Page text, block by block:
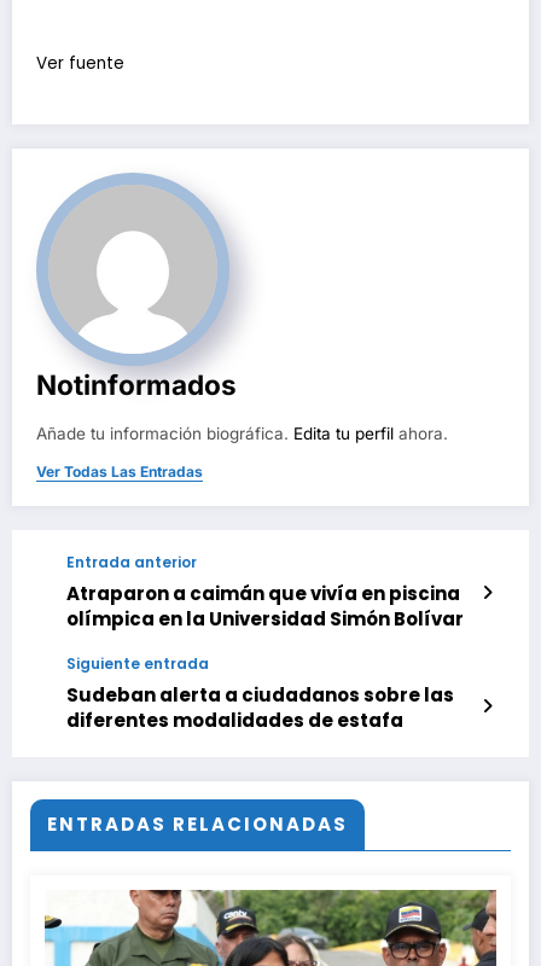
Ver fuente
Notinformados
Añade tu información biográfica. Edita tu perfil ahora.
Ver Todas Las Entradas
Entrada anterior
Atraparon a caimán que vivía en piscina
olímpica en la Universidad Simón Bolívar
Siguiente entrada
Sudeban alerta a ciudadanos sobre las
diferentes modalidades de estafa
ENTRADAS RELACIONADAS